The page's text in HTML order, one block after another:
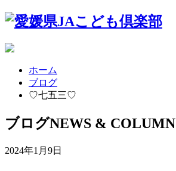
ホーム
ブログ
♡七五三♡
ブログNEWS & COLUMN
2024年1月9日